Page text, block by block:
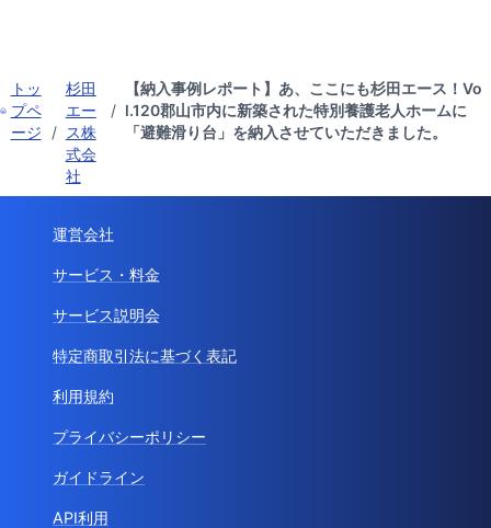
トッ
プペ
ージ
/
杉田
エー
ス株
式会
社
/
【納入事例レポート】あ、ここにも杉田エース！Vo
l.120郡山市内に新築された特別養護老人ホームに
「避難滑り台」を納入させていただきました。
運営会社
サービス・料金
サービス説明会
特定商取引法に基づく表記
利用規約
プライバシーポリシー
ガイドライン
API利用